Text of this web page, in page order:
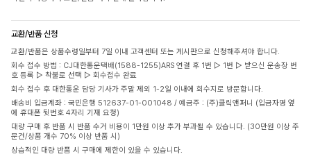
교환/반품 신청
교환/반품은 상품수령일부터 7일 이내 고객센터 또는 게시판으로 신청해주셔야 합니다.
회수 접수 방법 : CJ대한통운택배(1588-1255)ARS 연결 후 1번 ▷ 1번 ▷ 받으신 운송장 번
호 등록 ▷ 착불로 선택 ▷ 회수접수 완료
회수 접수 후 대한통운 담당 기사가 주말 제외 1-2일 이내에 회수지로 방문합니다.
배송비 입금계좌 : 국민은행 512637-01-001048 / 예금주 : (주)클릭앤퍼니 (입금자명 옆
에 휴대폰 뒷번호 4자리 기재 요청)
대량 구매 후 반품 시 반품 수거 비용이 1만원 이상 추가 부과될 수 있습니다. (30만원 이상 주
문건/상품 개수 70% 이상 반품 시)
상습적인 대량 반품 시 구매에 제한이 있을 수 있습니다.